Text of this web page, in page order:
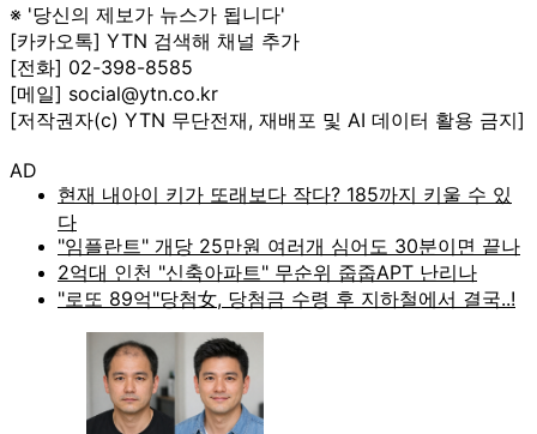
※ '당신의 제보가 뉴스가 됩니다'
[카카오톡] YTN 검색해 채널 추가
[전화] 02-398-8585
[메일] social@ytn.co.kr
[저작권자(c) YTN 무단전재, 재배포 및 AI 데이터 활용 금지]
AD